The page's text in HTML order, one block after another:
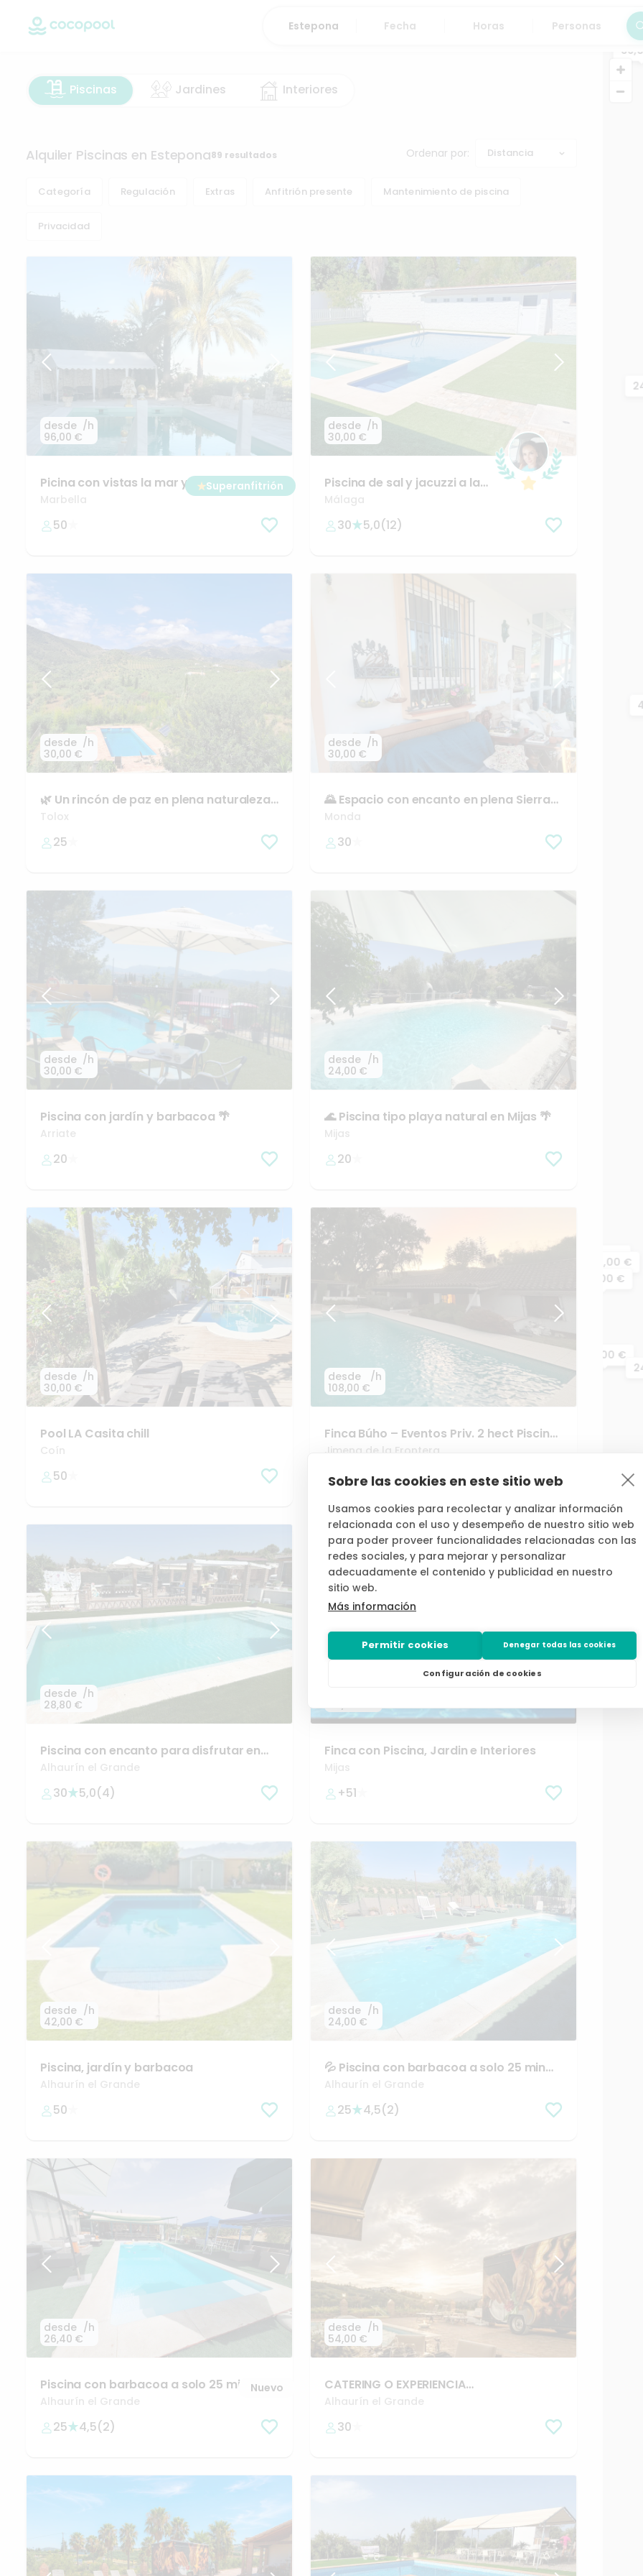
Sobre las cookies en este sitio web
Usamos cookies para recolectar y analizar información
relacionada con el uso y desempeño de nuestro sitio web
para poder proveer funcionalidades relacionadas con las
redes sociales, y para mejorar y personalizar
adecuadamente el contenido y publicidad en nuestro
sitio web.
Más información
Permitir cookies Denegar todas las cookies
Configuración de cookies
Fecha Horas Personas
Piscinas Jardines Interiores
Alquiler Piscinas en Estepona89 resultados Ordenar por: Distancia
Categoría Regulación Extras Anfitrión presente Mantenimiento de piscina
Privacidad
desde
96,00 €
/h
Picina con vistas la mary barbacoa
Marbella
50
★Superanfitrión
desde
30,00 €
/h
Piscina de saly jacuzzi a las
afueras
Málaga
30 5,0(12)
desde
30,00 €
/h
🌿 Un rincón de paz en plena naturaleza​,​
en Tolox
Tolox
25
desde
30,00 €
/h
🌄 Espacio con encanto en plena Sierra
de las
Monda
30
desde
30,00 €
/h
Piscina con jardín y barbacoa 🌴
Arriate
20
desde
24,00 €
/h
🌊 Piscina tipo playa natural en Mijas 🌴
Mijas
20
desde
30,00 €
/h
Pool LA Casita chill
Coín
50
desde
108,00 €
/h
Finca Búho – Eventos Priv. 2 hect Piscina
enParqueNatural
Jimena de la Frontera
25
desde
28,80 €
/h
Piscina con encanto para disfrutaren
Málaga
Alhaurín el Grande
30 5,0(4)
48,00 €
Finca con Piscina​,​ Jardine Interiores
Mijas
+51
desde
42,00 €
/h
Piscina​,​ jardíny barbacoa
Alhaurín el Grande
50
desde
24,00 €
/h
💦 Piscina con barbacoa a solo 25 min
deMálaga🌴
Alhaurín el Grande
25 4,5(2)
desde
26,40 €
/h
Piscina con barbacoa a solo 25 min
de
Málaga 🌴
Alhaurín el Grande
25 4,5(2)
Nuevo
desde
54,00 €
/h
CATERING O EXPERIENCIA
GASTRONOMICA EN
Alhaurín el Grande
30
18,00 €
24,00 €
48,00 €
31,20 €
30,00 €